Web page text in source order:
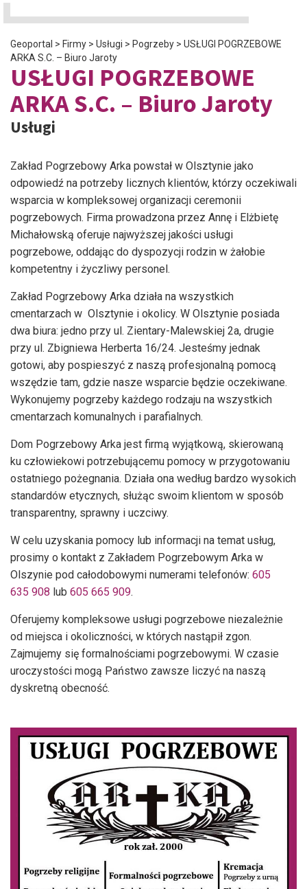
Geoportal > Firmy > Usługi > Pogrzeby > USŁUGI POGRZEBOWE
ARKA S.C. – Biuro Jaroty
USŁUGI POGRZEBOWE
ARKA S.C. – Biuro Jaroty
Usługi
Zakład Pogrzebowy Arka powstał w Olsztynie jako
odpowiedź na potrzeby licznych klientów, którzy oczekiwali
wsparcia w kompleksowej organizacji ceremonii
pogrzebowych. Firma prowadzona przez Annę i Elżbietę
Michałowską oferuje najwyższej jakości usługi
pogrzebowe, oddając do dyspozycji rodzin w żałobie
kompetentny i życzliwy personel.
Zakład Pogrzebowy Arka działa na wszystkich
cmentarzach w Olsztynie i okolicy. W Olsztynie posiada
dwa biura: jedno przy ul. Zientary-Malewskiej 2a, drugie
przy ul. Zbigniewa Herberta 16/24. Jesteśmy jednak
gotowi, aby pospieszyć z naszą profesjonalną pomocą
wszędzie tam, gdzie nasze wsparcie będzie oczekiwane.
Wykonujemy pogrzeby każdego rodzaju na wszystkich
cmentarzach komunalnych i parafialnych.
Dom Pogrzebowy Arka jest firmą wyjątkową, skierowaną
ku człowiekowi potrzebującemu pomocy w przygotowaniu
ostatniego pożegnania. Działa ona według bardzo wysokich
standardów etycznych, służąc swoim klientom w sposób
transparentny, sprawny i uczciwy.
W celu uzyskania pomocy lub informacji na temat usług,
prosimy o kontakt z Zakładem Pogrzebowym Arka w
Olszynie pod całodobowymi numerami telefonów: 605
635 908 lub 605 665 909.
Oferujemy kompleksowe usługi pogrzebowe niezależnie
od miejsca i okoliczności, w których nastąpił zgon.
Zajmujemy się formalnościami pogrzebowymi. W czasie
uroczystości mogą Państwo zawsze liczyć na naszą
dyskretną obecność.